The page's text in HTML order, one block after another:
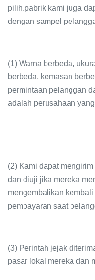
pilih.pabrik kami juga
dengan sampel
(1) Warna berbeda,
berbeda, kemasan
permintaan pelanggan
adalah perusahaan
(2) Kami dapat
dan diuji jika mereka
mengembalikan kembali
pembayaran saat
(3) Perintah jejak
pasar lokal mereka dan